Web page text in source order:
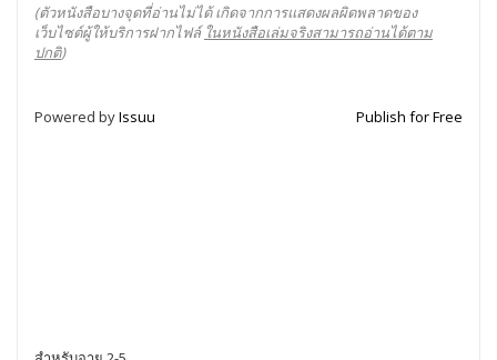
(ตัวหนังสือบางจุดที่อ่านไม่ได้ เกิดจากการแสดงผลผิดพลาดของ
เว็บไซต์ผู้ให้บริการฝากไฟล์ ในหนังสือเล่มจริงสามารถอ่านได้ตาม
ปกติ)
Powered byIssuu Publish for Free